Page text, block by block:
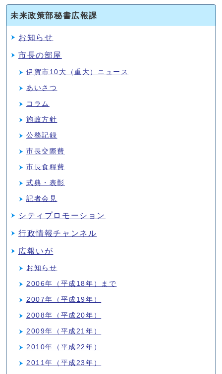
未来政策部秘書広報課
お知らせ
市長の部屋
伊賀市10大（重大）ニュース
あいさつ
コラム
施政方針
公務記録
市長交際費
市長食糧費
式典・表彰
記者会見
シティプロモーション
行政情報チャンネル
広報いが
お知らせ
2006年（平成18年）まで
2007年（平成19年）
2008年（平成20年）
2009年（平成21年）
2010年（平成22年）
2011年（平成23年）